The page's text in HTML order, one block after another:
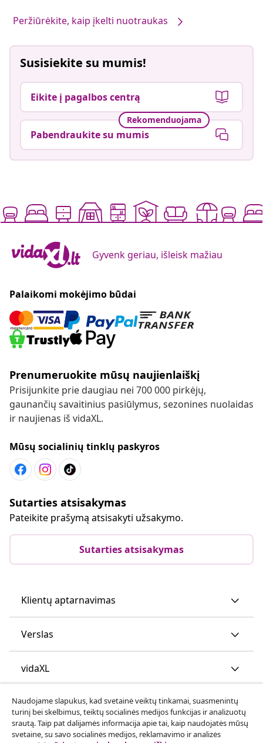
Peržiūrėkite, kaip įkelti nuotraukas
Susisiekite su mumis!
Eikite į pagalbos centrą
Rekomenduojama
Pabendraukite su mumis
Gyvenk geriau, išleisk mažiau
Palaikomi mokėjimo būdai
Prenumeruokite mūsų naujienlaiškį
Prisijunkite prie daugiau nei 700 000 pirkėjų,
gaunančių savaitinius pasiūlymus, sezonines nuolaidas
ir naujienas iš vidaXL.
Mūsų socialinių tinklų paskyros
Sutarties atsisakymas
Pateikite prašymą atsisakyti užsakymo.
Sutarties atsisakymas
Klientų aptarnavimas
Verslas
vidaXL
Atraskite daugiau
Naudojame slapukus, kad svetainė veiktų tinkamai, suasmenintų
turinį bei skelbimus, teiktų socialinės medijos funkcijas ir analizuotų
srautą. Taip pat dalijamės informacija apie tai, kaip naudojatės mūsų
svetaine, su savo socialinės medijos, reklamavimo ir analizės